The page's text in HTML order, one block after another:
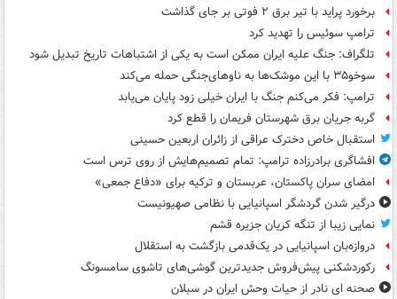
برخورد پراید با تیر برق ۲ فوتی بر جای گذاشت
ترامپ سوئیس را تهدید کرد
تلگراف: جنگ علیه ایران ممکن است به یکی از اشتباهات تاریخ تبدیل شود
سوخو۳۵ با این موشک‌ها به ناوهای‌جنگی حمله می‌کند
ترامپ: فکر می‌کنم جنگ با ایران خیلی زود پایان می‌یابد
گربه جریان برق شهرستان فریمان را قطع کرد
استقبال خاص دخترک عراقی از زائران اربعین حسینی
افشاگری برادرزاده ترامپ: تمام تصمیم‌هایش از روی ترس است
امضای سران پاکستان، عربستان و ترکیه برای «دفاع جمعی»
درگیر شدن گردشگر اسپانیایی با نظامی صهیونیست
نمایی زیبا از تنگه کریان جزیره قشم
دروازه‌بان اسپانیایی در یک‌قدمی بازگشت به استقلال
رکوردشکنی پیش‌فروش جدیدترین گوشی‌های تاشوی سامسونگ
صحنه ای نادر از حیات وحش ایران در سبلان